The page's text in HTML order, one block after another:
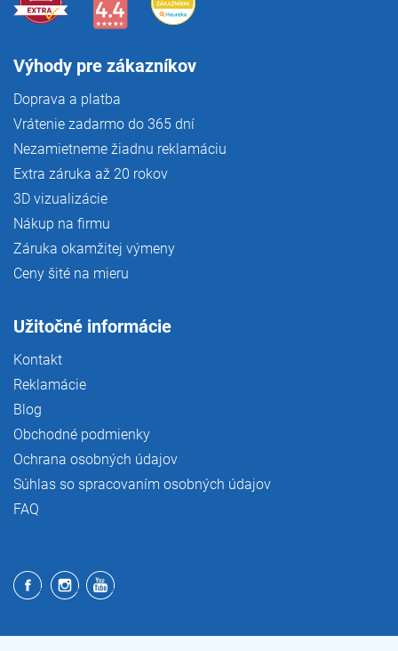
Výhody pre zákazníkov
Doprava a platba
Vrátenie zadarmo do 365 dní
Nezamietneme žiadnu reklamáciu
Extra záruka až 20 rokov
3D vizualizácie
Nákup na firmu
Záruka okamžitej výmeny
Ceny šité na mieru
Užitočné informácie
Kontakt
Reklamácie
Blog
Obchodné podmienky
Ochrana osobných údajov
Súhlas so spracovaním osobných údajov
FAQ